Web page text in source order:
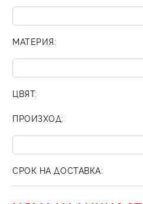
МАТЕРИЯ:
ЦВЯТ:
ПРОИЗХОД:
СРОК НА ДОСТАВКА: